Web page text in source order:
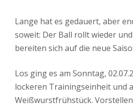
Lange hat es gedauert, aber
soweit: Der Ball rollt wieder
bereiten sich auf die neue
Los ging es am Sonntag,
lockeren Trainingseinheit und
Weißwurstfrühstück.